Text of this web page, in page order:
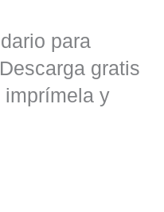
para
gratis
imprímela y